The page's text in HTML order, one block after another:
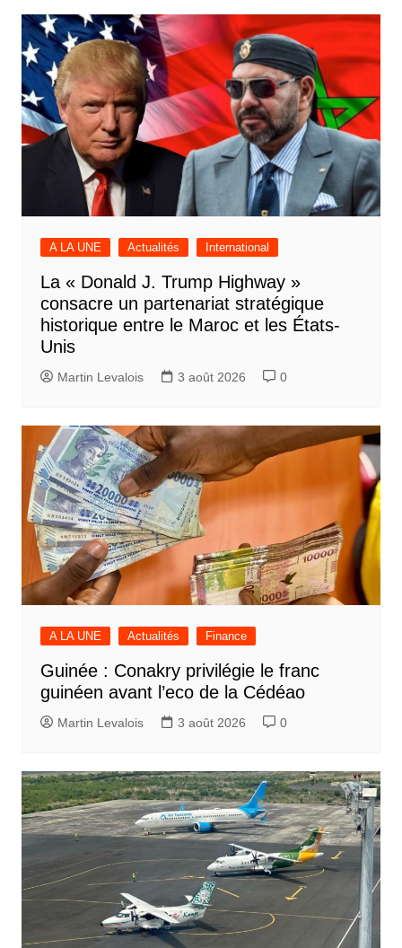
A LA UNE Actualités International
La « Donald J. Trump Highway »
consacre un partenariat stratégique
historique entre le Maroc et les États-
Unis
Martin Levalois 3 août 2026 0
A LA UNE Actualités Finance
Guinée : Conakry privilégie le franc
guinéen avant l’eco de la Cédéao
Martin Levalois 3 août 2026 0